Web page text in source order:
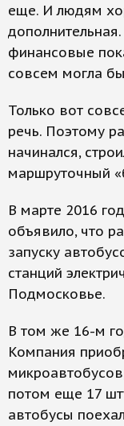
еще. И людям
финансовые
совсем могла
Только вот
речь. Поэтому
начинался,
маршруточный
В марте 2016
объявило, что
запуску
станций
Подмосковье.
В том же 16-м
Компания
потом еще 17
автобусы